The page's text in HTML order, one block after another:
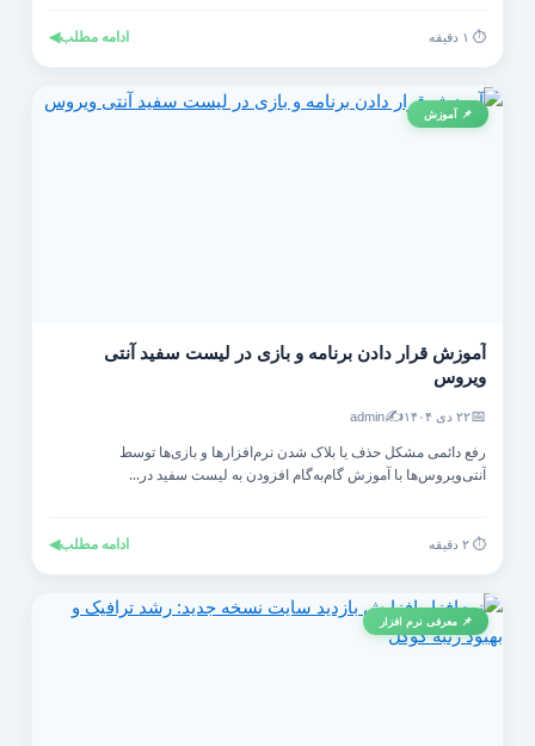
ادامه مطلب◀
📌 آموزش
آموزش قرار دادن برنامه و بازی در لیست سفید آنتی‌
ویروس
۲۲ دی ۱۴۰۴ ✍️
admin
رفع دائمی مشکل حذف یا بلاک شدن نرم‌افزارها و بازی‌ها توسط
آنتی‌ویروس‌ها با آموزش گام‌به‌گام افزودن به لیست سفید در...
ادامه مطلب◀
📌 معرفی نرم افزار